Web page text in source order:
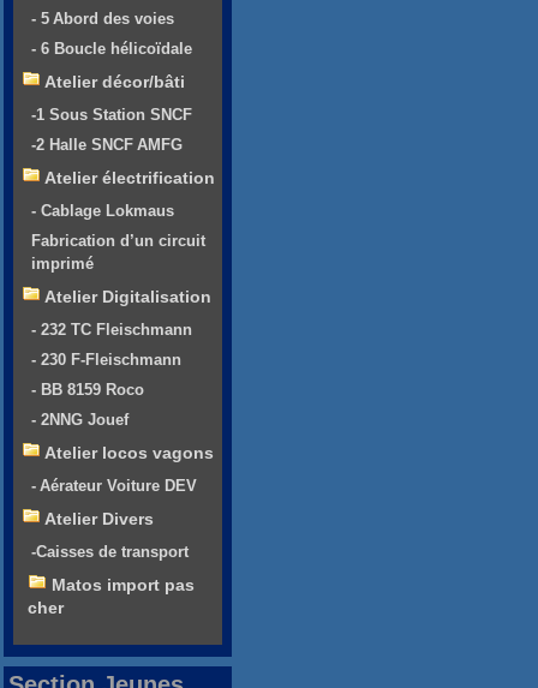
- 5 Abord des voies
- 6 Boucle hélicoïdale
Atelier décor/bâti
-1 Sous Station SNCF
-2 Halle SNCF AMFG
Atelier électrification
- Cablage Lokmaus
Fabrication d’un circuit
imprimé
Atelier Digitalisation
- 232 TC Fleischmann
- 230 F-Fleischmann
- BB 8159 Roco
- 2NNG Jouef
Atelier locos vagons
- Aérateur Voiture DEV
Atelier Divers
-Caisses de transport
Matos import pas
cher